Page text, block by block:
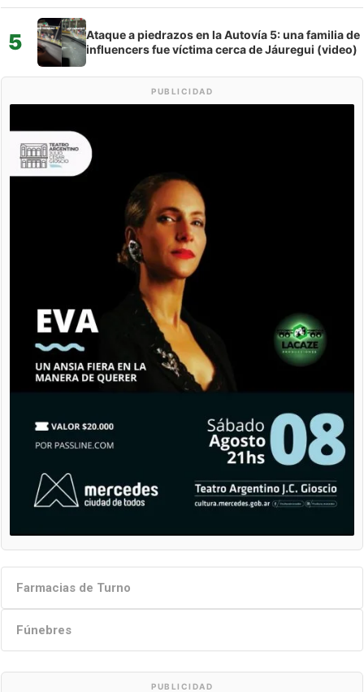
5
Ataque a piedrazos en la Autovía 5: una familia de
influencers fue víctima cerca de Jáuregui (video)
PUBLICIDAD
Farmacias de Turno
Fúnebres
PUBLICIDAD